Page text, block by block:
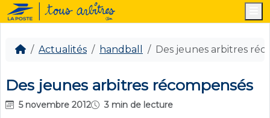
Actualités handball Des jeunes arbitres
Des jeunes arbitres récompensés
5 novembre 2012 3 min de lecture